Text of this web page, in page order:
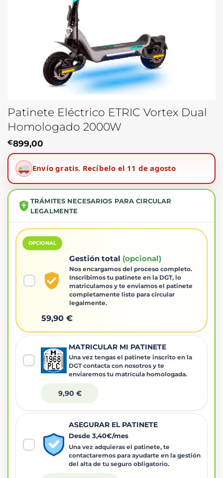
Patinete Eléctrico ETRIC Vortex Dual
Homologado 2000W
€899,00
Envío gratis. Recíbelo el 11 de agosto
TRÁMITES NECESARIOS PARA CIRCULAR
LEGALMENTE
OPCIONAL
Gestión total (opcional)
Nos encargamos del proceso completo.
Inscribimos tu patinete en la DGT, lo
matriculamos y te enviamos el patinete
completamente listo para circular
legalmente.
59,90 €
MATRICULAR MI PATINETE
Una vez tengas el patinete inscrito en la
DGT contacta con nosotros y te
enviaremos tu matrícula homologada.
9,90 €
ASEGURAR EL PATINETE
Desde 3,40€/mes
Una vez adquieras el patinete, te
contactaremos para ayudarte en la gestión
del alta de tu seguro obligatorio.